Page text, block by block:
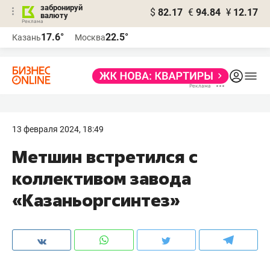
забронируй
валюту
$ 82.17 € 94.84 ¥ 12.17
Казань17.6° Москва22.5°
13 февраля 2024, 18:49
Метшин встретился с
коллективом завода
«Казаньоргсинтез»